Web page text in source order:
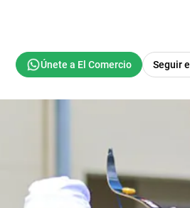
Seguir